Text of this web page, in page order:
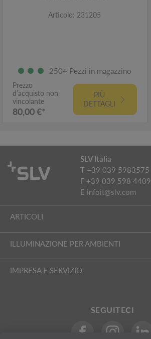
Articolo: 231205
250+ Pezzi in magazzino
Prezzo
d’acquisto non
vincolante
80,00 €*
PIÙ
DETTAGLI
SLV Italia
T +39 039 5983575
F +39 039 598 4409
E infoit@slv.com
ARTICOLI
ILLUMINAZIONE PER AMBIENTI
IMPRESA E SERVIZIO
SEGUITECI